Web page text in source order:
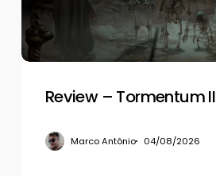
Review – Tormentum II
Marco Antônio 04/08/2026